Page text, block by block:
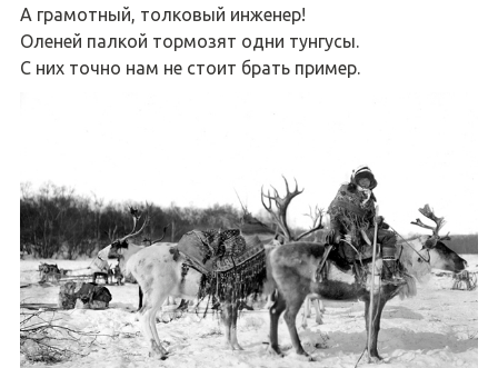
А грамотный, толковый инженер!
Оленей палкой тормозят одни тунгусы.
С них точно нам не стоит брать пример.